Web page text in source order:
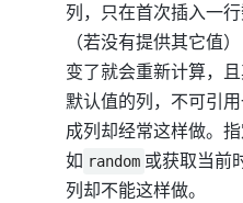
列，只在首次插入一
（若没有提供其它值
变了就会重新计算，
默认值的列，不可引
成列却经常这样做。
如 random 或获取当前
列却不能这样做。